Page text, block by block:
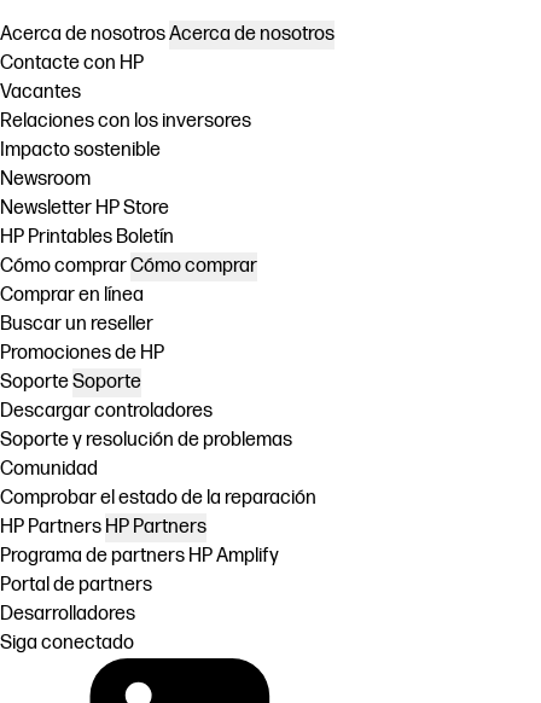
Acerca de nosotrosAcerca de nosotros
Contacte con HP
Vacantes
Relaciones con los inversores
Impacto sostenible
Newsroom
Newsletter HP Store
HP Printables Boletín
Cómo comprarCómo comprar
Comprar en línea
Buscar un reseller
Promociones de HP
SoporteSoporte
Descargar controladores
Soporte y resolución de problemas
Comunidad
Comprobar el estado de la reparación
HP Partners HP Partners
Programa de partners HP Amplify
Portal de partners
Desarrolladores
Siga conectado